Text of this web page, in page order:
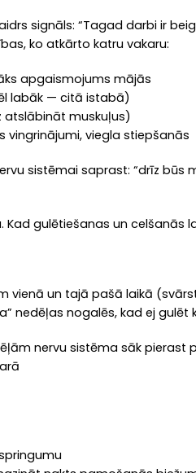
signāls: “Tagad darbi ir
ko atkārto katru vakaru:
apgaismojums mājās
labāk — citā istabā)
muskuļus)
vingrinājumi, viegla stiepšanās
sistēmai saprast: “drīz būs
Kad gulētiešanas un celšanās
vienā un tajā pašā laikā
nedēļas nogalēs, kad ej
nervu sistēma sāk pierast